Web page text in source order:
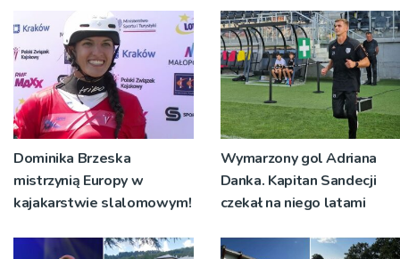
Dominika Brzeska
mistrzynią Europy w
kajakarstwie slalomowym!
Wymarzony gol Adriana
Danka. Kapitan Sandecji
czekał na niego latami